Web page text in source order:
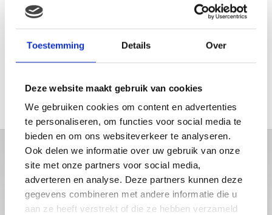
Toestemming Details Over
Deze website maakt gebruik van cookies
We gebruiken cookies om content en advertenties
te personaliseren, om functies voor social media te
bieden en om ons websiteverkeer te analyseren.
Ook delen we informatie over uw gebruik van onze
site met onze partners voor social media,
adverteren en analyse. Deze partners kunnen deze
gegevens combineren met andere informatie die u
aan ze heeft verstrekt of die ze hebben verzameld
FILTER OP PRIJS